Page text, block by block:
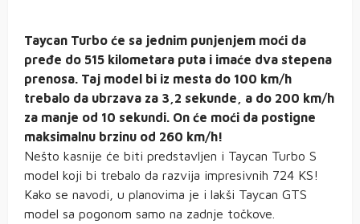
Taycan Turbo će sa jednim punjenjem moći da
pređe do 515 kilometara puta i imaće dva stepena
prenosa. Taj model bi iz mesta do 100 km/h
trebalo da ubrzava za 3,2 sekunde, a do 200 km/h
za manje od 10 sekundi. On će moći da postigne
maksimalnu brzinu od 260 km/h!
Nešto kasnije će biti predstavljen i Taycan Turbo S
model koji bi trebalo da razvija impresivnih 724 KS!
Kako se navodi, u planovima je i lakši Taycan GTS
model sa pogonom samo na zadnje točkove.